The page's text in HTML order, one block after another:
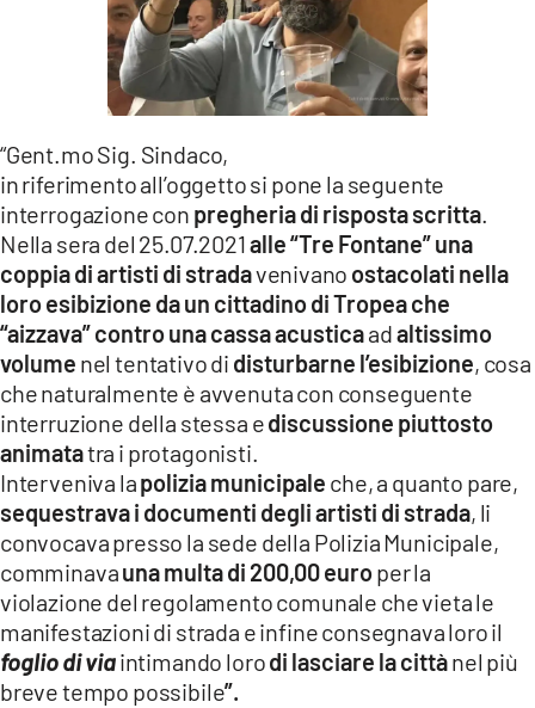
“Gent.mo Sig. Sindaco,
in riferimento all’oggetto si pone la seguente
interrogazione con pregheria di risposta scritta.
Nella sera del 25.07.2021alle “Tre Fontane” una
coppia di artisti di stradavenivano ostacolati nella
loro esibizione da un cittadino di Tropea che
“aizzava” contro una cassa acusticaadaltissimo
volume nel tentativo di disturbarne l’esibizione, cosa
che naturalmente è avvenuta con conseguente
interruzione della stessa ediscussione piuttosto
animatatra i protagonisti.
Interveniva lapolizia municipale che, a quanto pare,
sequestrava i documenti degli artisti di strada, li
convocava presso la sede della Polizia Municipale,
comminavauna multa di 200,00 europer la
violazione del regolamento comunale che vieta le
manifestazioni di strada e infine consegnava loro il
foglio di viaintimando lorodi lasciare la cittànel più
breve tempo possibile”.